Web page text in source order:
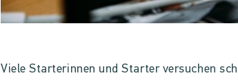
Viele Starterinnen und Starter versuchen